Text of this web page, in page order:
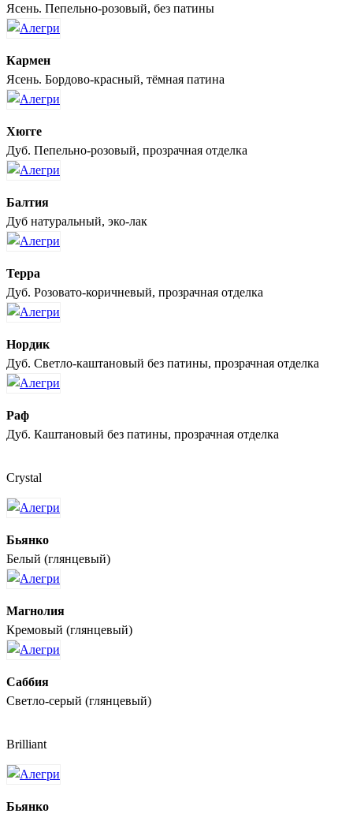
Ясень. Пепельно-розовый, без патины
Кармен
Ясень. Бордово-красный, тёмная патина
Хюгге
Дуб. Пепельно-розовый, прозрачная отделка
Балтия
Дуб натуральный, эко-лак
Терра
Дуб. Розовато-коричневый, прозрачная отделка
Нордик
Дуб. Светло-каштановый без патины, прозрачная отделка
Раф
Дуб. Каштановый без патины, прозрачная отделка
Crystal
Бьянко
Белый (глянцевый)
Магнолия
Кремовый (глянцевый)
Саббия
Светло-серый (глянцевый)
Brilliant
Бьянко